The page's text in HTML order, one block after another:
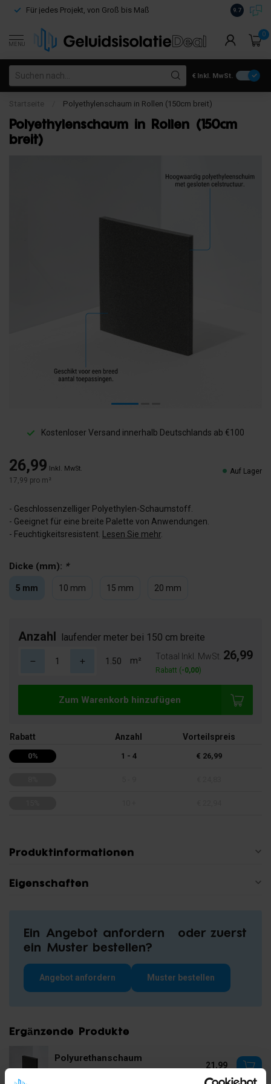
Für jedes Projekt, von Groß bis Maß
€100
9.7
MENU
0
€ Inkl. MwSt.
Startseite Polyethylenschaum in Rollen (150cm breit)
Polyethylenschaum in Rollen (150cm
breit)
Kostenloser Versand innerhalb Deutschlands ab €100
26,99 Inkl. MwSt.
17,99 pro m²
Auf Lager
- Geschlossenzelliger Polyethylen-Schaumstoff.
- Geeignet für eine breite Palette von Anwendungen.
- Feuchtigkeitsresistent.
Lesen Sie mehr
Dicke (mm): *
5 mm 10 mm 15 mm 20 mm
Anzahl laufender meter bei 150 cm breite
m² Totaal Inkl. MwSt. 26,99
Rabatt (-0,00)
Zum Warenkorb hinzufügen
Rabatt Anzahl Vorteilspreis
0% 1 - 4 € 26,99
Produktinformationen
Eigenschaften
Ein Angebot anfordern oder zuerst
ein Muster bestellen?
Angebot anfordern Muster bestellen
Ergänzende Produkte
Polyurethanschaum
21,99